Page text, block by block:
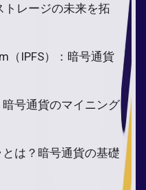
トレージの未来を拓
（IPFS）：暗号通貨
暗号通貨のマイニング
とは？暗号通貨の基礎